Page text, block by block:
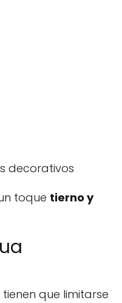
decorativos
toque tierno y
tienen que limitarse